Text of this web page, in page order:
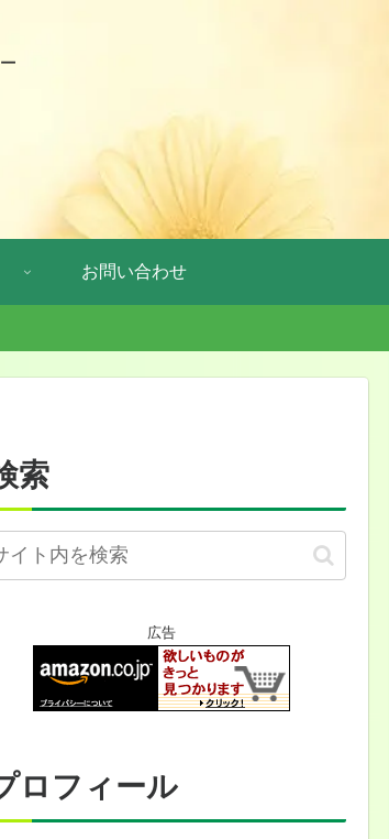
お問い合わせ
索
広告
ロフィール